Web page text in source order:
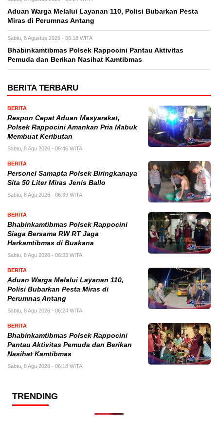
Aduan Warga Melalui Layanan 110, Polisi Bubarkan Pesta
Miras di Perumnas Antang
Sabtu, 8 Agustus 2026 - 06:18 WITA
Bhabinkamtibmas Polsek Rappocini Pantau Aktivitas
Pemuda dan Berikan Nasihat Kamtibmas
BERITA TERBARU
BERITA
Respon Cepat Aduan Masyarakat,
Polsek Rappocini Amankan Pria Mabuk
Membuat Keributan
Sabtu, 8 Agu 2026 - 06:46 WITA
BERITA
Personel Samapta Polsek Biringkanaya
Sita 50 Liter Miras Jenis Ballo
Sabtu, 8 Agu 2026 - 06:39 WITA
BERITA
Bhabinkamtibmas Polsek Rappocini
Siaga Bersama RW RT Jaga
Harkamtibmas di Buakana
Sabtu, 8 Agu 2026 - 06:33 WITA
BERITA
Aduan Warga Melalui Layanan 110,
Polisi Bubarkan Pesta Miras di
Perumnas Antang
Sabtu, 8 Agu 2026 - 06:24 WITA
BERITA
Bhabinkamtibmas Polsek Rappocini
Pantau Aktivitas Pemuda dan Berikan
Nasihat Kamtibmas
Sabtu, 8 Agu 2026 - 06:18 WITA
TRENDING